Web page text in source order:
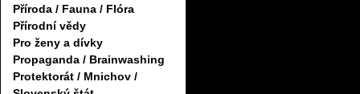
Příroda / Fauna / Flóra
Přírodní vědy
Pro ženy a dívky
Propaganda / Brainwashing
Protektorát / Mnichov /